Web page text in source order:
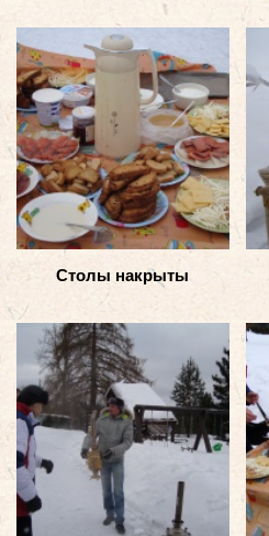
Столы накрыты